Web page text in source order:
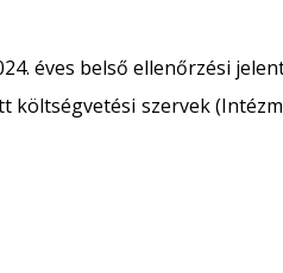
éves belső ellenőrzési
szervek